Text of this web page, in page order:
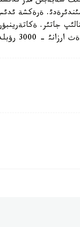
ةرةكشة
شاماسئندا.